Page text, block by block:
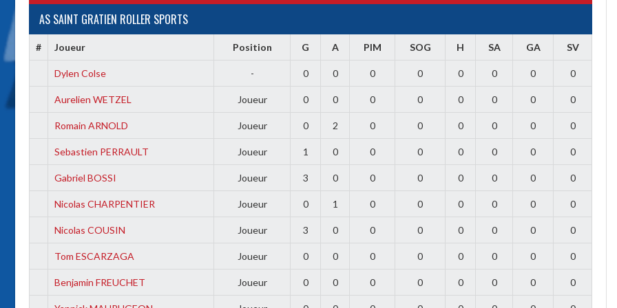
AS SAINT GRATIEN ROLLER SPORTS
# Joueur Position G A PIM SOG H SA GA SV
Dylen Colse - 0 0 0 0 0 0 0 0
Aurelien WETZEL Joueur 0 0 0 0 0 0 0 0
Romain ARNOLD Joueur 0 2 0 0 0 0 0 0
Sebastien PERRAULT Joueur 1 0 0 0 0 0 0 0
Gabriel BOSSI Joueur 3 0 0 0 0 0 0 0
Nicolas CHARPENTIER Joueur 0 1 0 0 0 0 0 0
Nicolas COUSIN Joueur 3 0 0 0 0 0 0 0
Tom ESCARZAGA Joueur 0 0 0 0 0 0 0 0
Benjamin FREUCHET Joueur 0 0 0 0 0 0 0 0